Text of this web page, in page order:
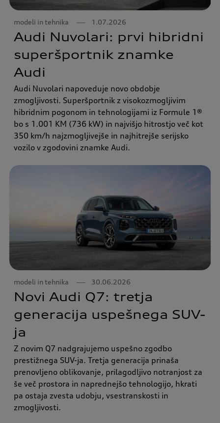
modeli in tehnika 1.07.2026
Audi Nuvolari: prvi hibridni
superšportnik znamke
Audi
Audi Nuvolari napoveduje novo obdobje
zmogljivosti. Superšportnik z visokozmogljivim
hibridnim pogonom in tehnologijami iz Formule 1®
bo s 1.001 KM (736 kW) in najvišjo hitrostjo več kot
350 km/h najzmogljivejše in najhitrejše serijsko
vozilo v zgodovini znamke Audi.
modeli in tehnika 30.06.2026
Novi Audi Q7: tretja
generacija uspešnega SUV-
ja
Z novim Q7 nadgrajujemo uspešno zgodbo
prestižnega SUV-ja. Tretja generacija prinaša
prenovljeno oblikovanje, prilagodljivo notranjost za
še več prostora in naprednejšo tehnologijo, hkrati
pa ostaja zvesta udobju, vsestranskosti in
zmogljivosti.